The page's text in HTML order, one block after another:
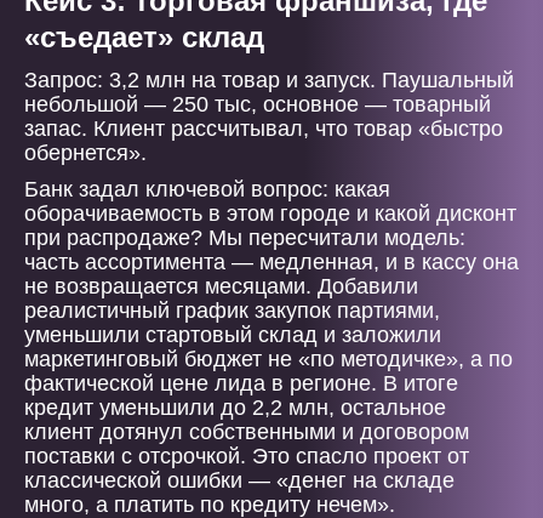
«съедает» склад
Запрос: 3,2 млн на товар и запуск. Паушальный
небольшой — 250 тыс, основное — товарный
запас. Клиент рассчитывал, что товар «быстро
обернется».
Банк задал ключевой вопрос: какая
оборачиваемость в этом городе и какой дисконт
при распродаже? Мы пересчитали модель:
часть ассортимента — медленная, и в кассу она
не возвращается месяцами. Добавили
реалистичный график закупок партиями,
уменьшили стартовый склад и заложили
маркетинговый бюджет не «по методичке», а по
фактической цене лида в регионе. В итоге
кредит уменьшили до 2,2 млн, остальное
клиент дотянул собственными и договором
поставки с отсрочкой. Это спасло проект от
классической ошибки — «денег на складе
много, а платить по кредиту нечем».